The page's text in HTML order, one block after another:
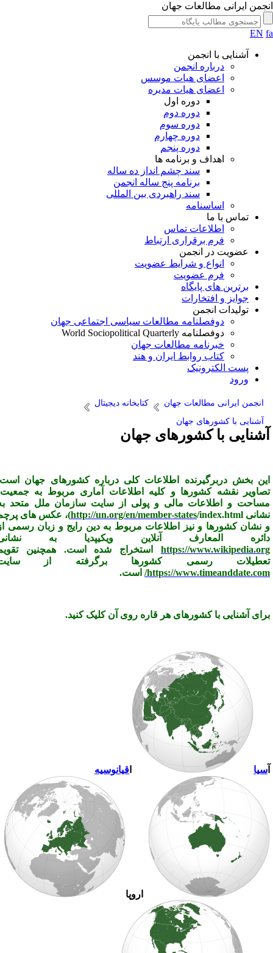
ایرانی مطالعات جهان
EN
آشنایی با انجمن
درباره انجمن
اعضای هیات موسس
اعضای هیات مدیره
دوره اول
دوره دوم
دوره سوم
دوره چهارم
دوره پنجم
اهداف و برنامه ها
سند چشم انداز ده ساله
برنامه پنج ساله انجمن
سند راهبردی بین المللی
اساسنامه
تماس با ما
اطلاعات تماس
فرم برقراری ارتباط
عضویت در انجمن
انواع و شرایط عضویت
فرم عضویت
برترین های پایگاه
جوایز و افتخارات
تولیدات انجمن
دوفصلنامه مطالعات سیاسی اجتماعی جهان
دوفصلنامه World Sociopolitical Quarterly
خبرنامه مطالعات جهان
کتاب روابط ایران و هند
پست الکترونیک
ورود
انجمن ایرانی مطالعات جهان
کتابخانه دیجیتال
آشنایی با کشورهای جهان
با کشورهای جهان
بخش دربرگیرنده اطلاعات کلی درباره کشورهای جهان است.
نقشه کشورها و کلیه اطلاعات آماری مربوط به جمعیت،‌
و اطلاعات مالی و پولی از سایت سازمان ملل متحد به
http://un.org/en/member-states/index.html )،عکس های پرچم
نشان کشورها و نیز اطلاعات مربوط به دین رایج و زبان رسمی از
المعارف آنلاین ویکیپدیا به نشانی
https://استخراج شده است. همچنین تقویم
رسمی کشورها برگرفته از سایت
https:// است.
آشنایی با کشورهای هر قاره روی آن کلیک کنید.
سیا قیانوسیه
اروپا